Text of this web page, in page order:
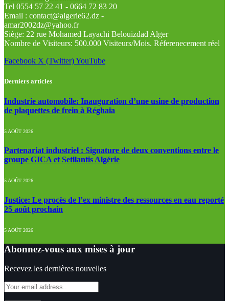
Tel 0554 57 22 41 - 0664 72 83 20
Email : contact@algerie62.dz -
amar2002dz@yahoo.fr
Siège: 22 rue Mohamed Layachi Belouizdad Alger
Nombre de Visiteurs: 500.000 Visiteurs/Mois. Réferenecement réel
Facebook X (Twitter)YouTube
Derniers articles
Industrie automobile: Inauguration d’une usine de production
de plaquettes de frein à Réghaïa
5 AOÛT 2026
Partenariat industriel : Signature de deux conventions entre le
groupe GICA et Setllantis Algérie
5 AOÛT 2026
Justice: Le procès de l’ex ministre des ressources en eau reporté
25 août prochain
5 AOÛT 2026
Abonnez-vous aux mises à jour
Recevez les dernières nouvelles